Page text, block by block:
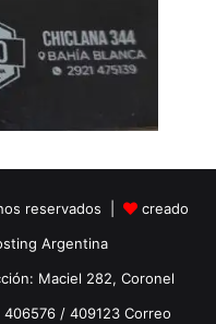
reservados |
creado
Argentina
Maciel 282, Coronel
/ 409123 Correo